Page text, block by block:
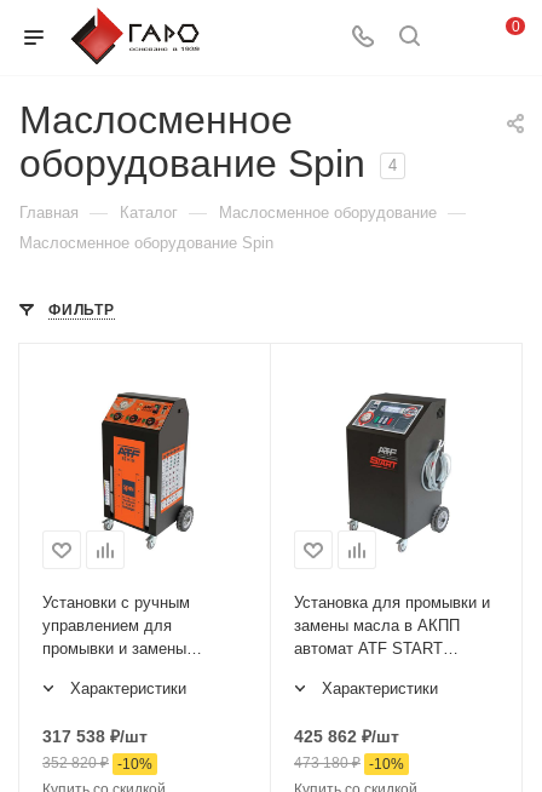
0
Маслосменное
оборудование Spin
4
Главная — Каталог — Маслосменное оборудование —
Маслосменное оборудование Spin
ФИЛЬТР
Установки с ручным
управлением для
промывки и замены
ReminХарактеристики
317 538 ₽/шт
352 820₽ -10%
Установка для промывки и
замены масла в АКПП
автомат ATF START
Характеристики
425 862 ₽/шт
473 180₽ -10%